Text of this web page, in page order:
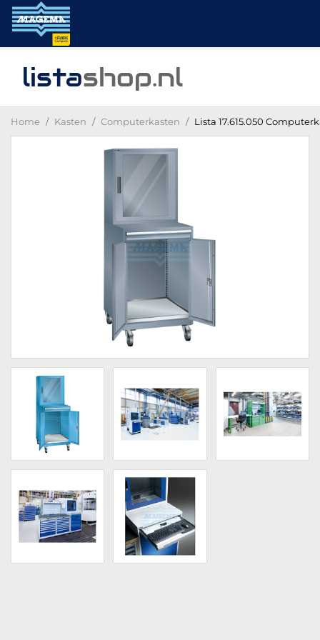
listashop.nl
Home Kasten Computerkasten Lista 17.615.050